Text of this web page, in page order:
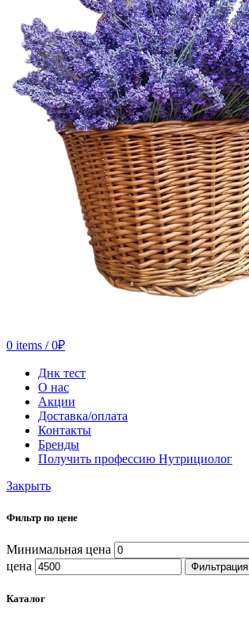
0 items / 0₽
Днк тест
О нас
Акции
Доставка/оплата
Контакты
Бренды
Получить профессию Нутрициолог
Закрыть
Фильтр по цене
Минимальная цена
цена
Фильтрация
Каталог